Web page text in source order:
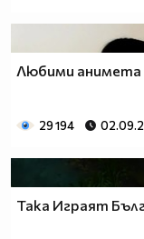
Любими анимета
29 194
Така Играят